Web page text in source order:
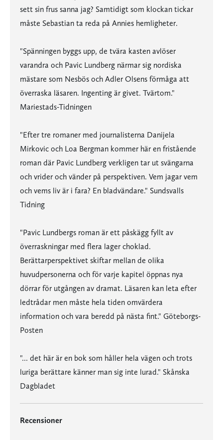
sett sin frus sanna jag? Samtidigt som klockan tickar
måste Sebastian ta reda på Annies hemligheter.
"Spänningen byggs upp, de tvära kasten avlöser
varandra och Pavic Lundberg närmar sig nordiska
mästare som Nesbös och Adler Olsens förmåga att
överraska läsaren. Ingenting är givet. Tvärtom."
Mariestads-Tidningen
"Efter tre romaner med journalisterna Danijela
Mirkovic och Loa Bergman kommer här en fristående
roman där Pavic Lundberg verkligen tar ut svängarna
och vrider och vänder på perspektiven. Vem jagar vem
och vems liv är i fara? En bladvändare." Sundsvalls
Tidning
"Pavic Lundbergs roman är ett påskägg fyllt av
överraskningar med flera lager choklad.
Berättarperspektivet skiftar mellan de olika
huvudpersonerna och för varje kapitel öppnas nya
dörrar för utgången av dramat. Läsaren kan leta efter
ledtrådar men måste hela tiden omvärdera
information och vara beredd på nästa fint." Göteborgs-
Posten
"... det här är en bok som håller hela vägen och trots
luriga berättare känner man sig inte lurad." Skånska
Dagbladet
Recensioner